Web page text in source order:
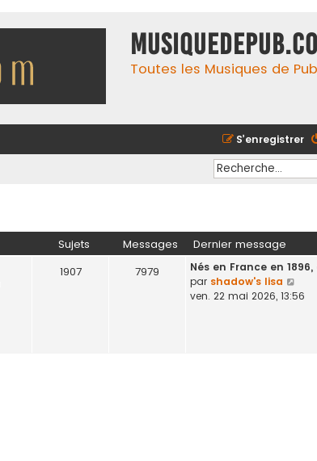
Toutes les Musiques de
S’enregistrer
Sujets Messages Dernier message
1907 7979
Nés en France en
par shadow's lisa
o
ven. 22 mai 2026, 13:56